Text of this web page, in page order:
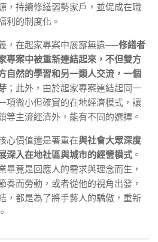
，持續修繕弱勢家戶，並促成在職
利的制度化。
，在起家專案中展露無遺──修繕者
專案中被重新連結起來，不但雙方
自然的學習和另一類人交流，一個
；此外，由於起家專案連結起同一
項微小但確實的在地經濟模式，讓
等主流經濟外，能有不同的選擇。
心價值還是著重在與社會大眾深度
深入在地社區與城市的經營模式 。
畢竟是回應人的需求與理念而生，
奏而勞動，或者從他的視角出發，
，都是為了將手藝人的驕傲，重新